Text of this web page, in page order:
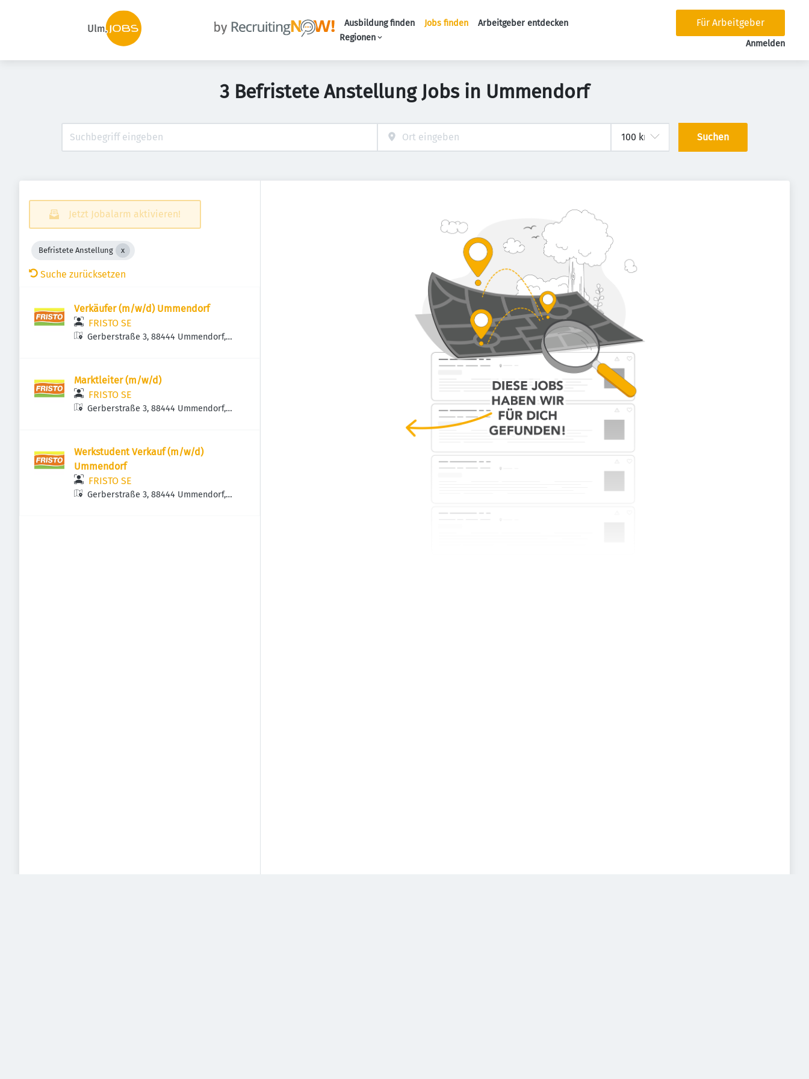
Ausbildung finden Jobs finden
Arbeitgeber entdecken
Regionen
Für Arbeitgeber
Anmelden
3 Befristete Anstellung Jobs in Ummendorf
Suchen
Jetzt Jobalarm aktivieren!
Befristete Anstellung
Suche zurücksetzen
Verkäufer (m/w/d) Ummendorf
FRISTO SE
Gerberstraße 3, 88444 Ummendorf,
Marktleiter (m/w/d)
FRISTO SE
Gerberstraße 3, 88444 Ummendorf,
Werkstudent Verkauf (m/w/d)
Ummendorf
FRISTO SE
Gerberstraße 3, 88444 Ummendorf,